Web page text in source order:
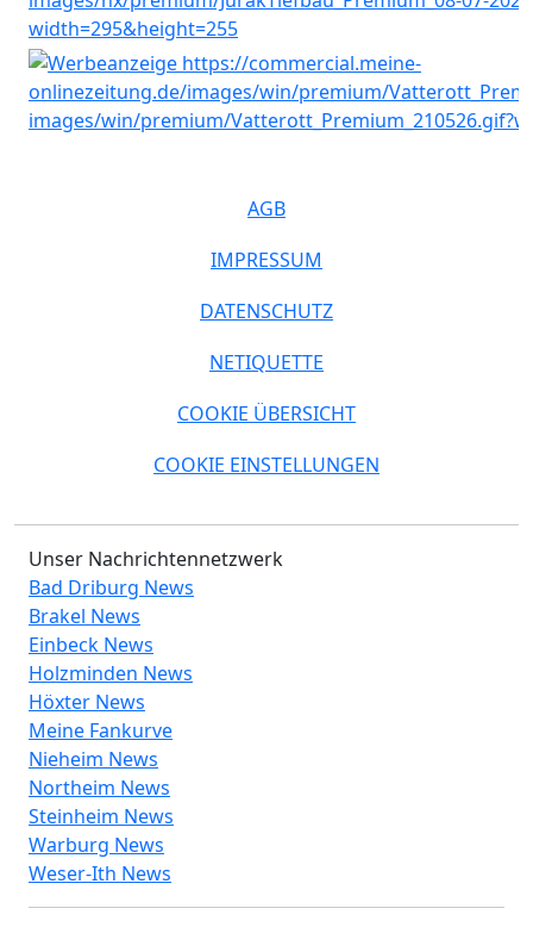
AGB
IMPRESSUM
DATENSCHUTZ
NETIQUETTE
COOKIE ÜBERSICHT
COOKIE EINSTELLUNGEN
Unser Nachrichtennetzwerk
Bad Driburg News
Brakel News
Einbeck News
Holzminden News
Höxter News
Meine Fankurve
Nieheim News
Northeim News
Steinheim News
Warburg News
Weser-Ith News